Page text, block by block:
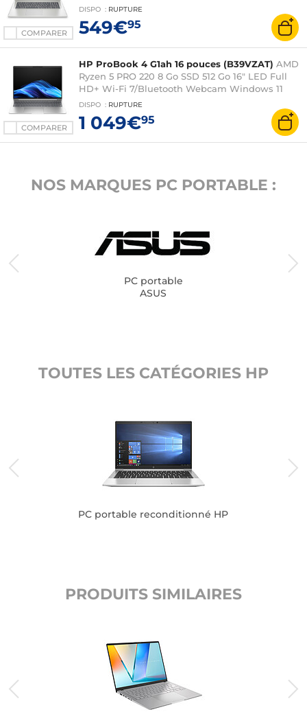
COMPARER
DISPO : RUPTURE
549€95
COMPARER
HP ProBook 4 G1ah 16 pouces (B39VZAT) AMD
Ryzen 5 PRO 220 8 Go SSD 512 Go 16" LED Full
HD+ Wi-Fi 7/Bluetooth Webcam Windows 11
Professionnel
DISPO : RUPTURE
1 049€95
NOS MARQUES PC PORTABLE :
PC portable
ASUS
TOUTES LES CATÉGORIES HP
PC portable reconditionné HP
PRODUITS SIMILAIRES